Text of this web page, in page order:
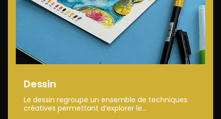
Dessin
Le dessin regroupe un ensemble de techniques
créatives permettant d’explorer le...